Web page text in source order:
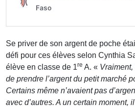
Se priver de son argent de poche
défi pour ces élèves selon Cynthia
élève en classe de 1re A. « Vraiment,
de prendre l’argent du petit marché
Certains même n’avaient pas
avec d’autres. A un certain moment,